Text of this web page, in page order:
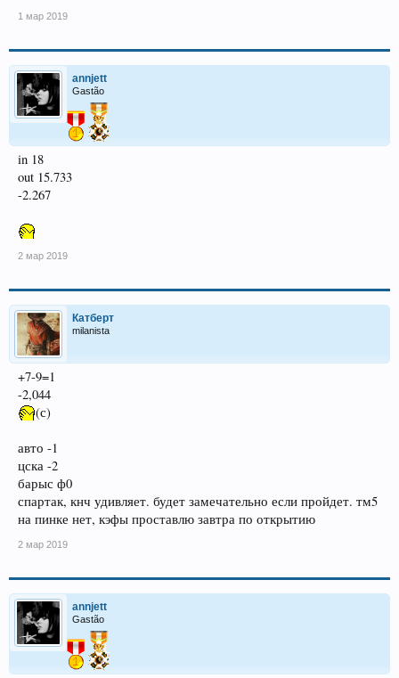
1 мар 2019
annjett
Gastão
in 18
out 15.733
-2.267
2 мар 2019
Катберт
milanista
+7-9=1
-2,044
(с)
авто -1
цска -2
барыс ф0
спартак, кнч удивляет. будет замечательно если пройдет. тм5
на пинке нет, кэфы проставлю завтра по открытию
2 мар 2019
annjett
Gastão